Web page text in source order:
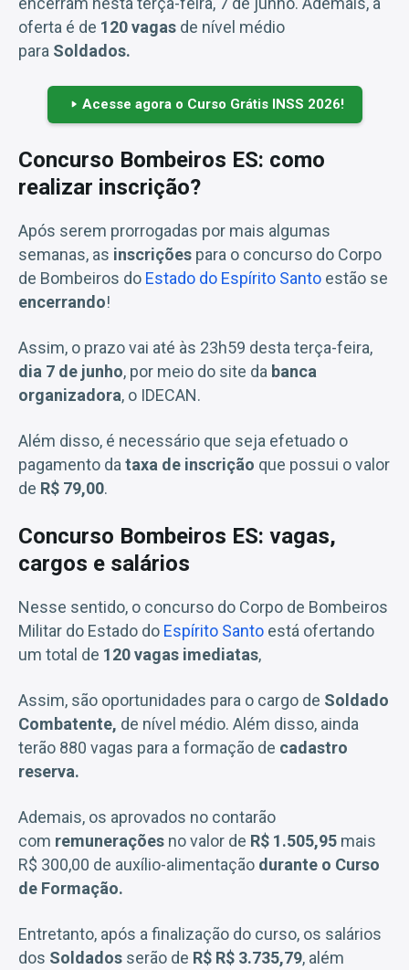
oferta é de 120 vagas de nível médio
para Soldados.
Acesse agora o Curso Grátis INSS 2026!
Concurso Bombeiros ES: como
realizar inscrição?
Após serem prorrogadas por mais algumas
semanas, as inscrições para o concurso do Corpo
de Bombeiros do Estado do Espírito Santo estão se
encerrando!
Assim, o prazo vai até às 23h59 desta terça-feira,
dia 7 de junho, por meio do site da banca
organizadora, o IDECAN.
Além disso, é necessário que seja efetuado o
pagamento da taxa de inscrição que possui o valor
de R$ 79,00.
Concurso Bombeiros ES: vagas,
cargos e salários
Nesse sentido, o concurso do Corpo de Bombeiros
Militar do Estado do Espírito Santo está ofertando
um total de 120 vagas imediatas,
Assim, são oportunidades para o cargo de Soldado
Combatente, de nível médio. Além disso, ainda
terão 880 vagas para a formação de cadastro
reserva.
Ademais, os aprovados no contarão
com remunerações no valor de R$ 1.505,95 mais
R$ 300,00 de auxílio-alimentação durante o Curso
de Formação.
Entretanto, após a finalização do curso, os salários
dos Soldados serão de R$ R$ 3.735,79, além